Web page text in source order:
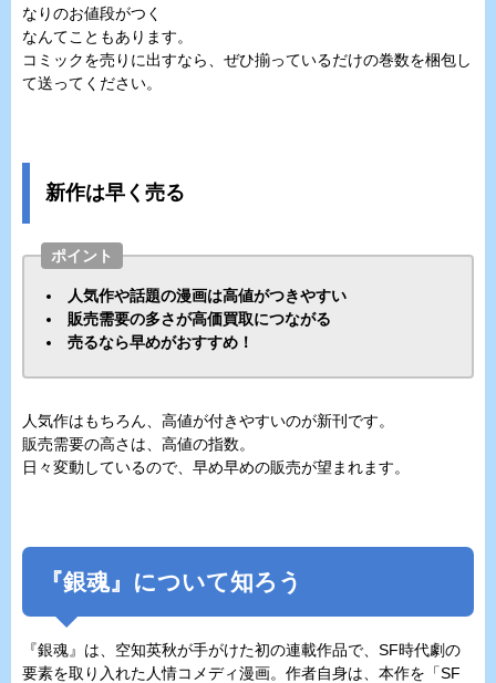
なりのお値段がつく
なんてこともあります。
コミックを売りに出すなら、ぜひ揃っているだけの巻数を梱包し
て送ってください。
新作は早く売る
ポイント
人気作や話題の漫画は高値がつきやすい
販売需要の多さが高価買取につながる
売るなら早めがおすすめ！
人気作はもちろん、高値が付きやすいのが新刊です。
販売需要の高さは、高値の指数。
日々変動しているので、早め早めの販売が望まれます。
『銀魂』について知ろう
『銀魂』は、空知英秋が手がけた初の連載作品で、SF時代劇の
要素を取り入れた人情コメディ漫画。作者自身は、本作を「SF